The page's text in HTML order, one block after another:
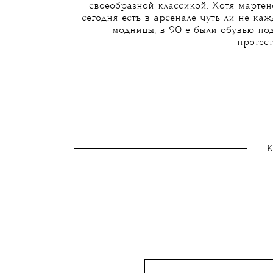
своеобразной классикой. Хотя
сегодня есть в арсенале чуть ли не
модницы, в 90-е были обувью